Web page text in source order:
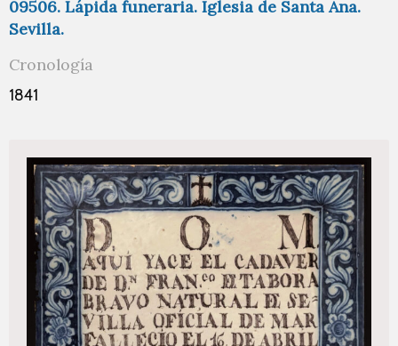
09506. Lápida funeraria. Iglesia de Santa Ana.
Sevilla.
Cronología
1841